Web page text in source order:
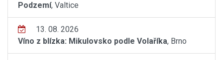
Podzemí, Valtice
13. 08. 2026
Víno z blízka: Mikulovsko podle Volaříka, Brno